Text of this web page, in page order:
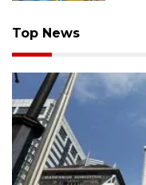
Top News